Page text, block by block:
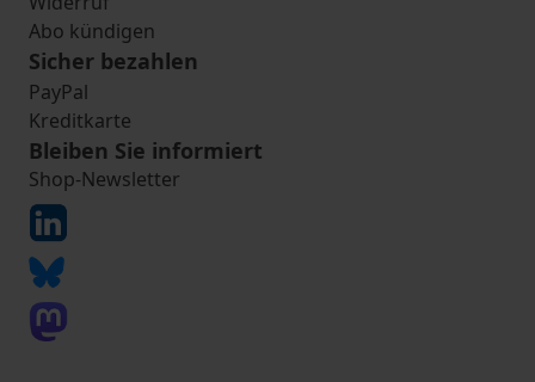
Abo kündigen
Sicher bezahlen
PayPal
Kreditkarte
Bleiben Sie informiert
Shop-Newsletter